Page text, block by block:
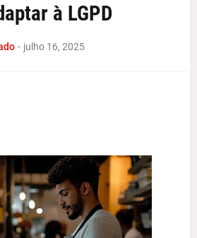
à LGPD
- julho 16, 2025